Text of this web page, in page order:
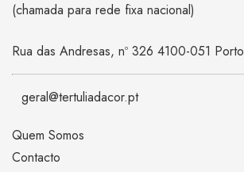
(chamada para rede fixa nacional)
Rua das Andresas, nº 326 4100-051 Porto
geral@tertuliadacor.pt
Quem Somos
Contacto